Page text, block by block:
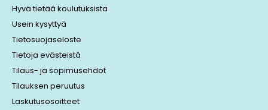
i
n
s
Hyvä tietää koulutuksista
Usein kysyttyä
Tietosuojaseloste
Tietoja evästeistä
Tilaus- ja sopimusehdot
Tilauksen peruutus
Laskutusosoitteet